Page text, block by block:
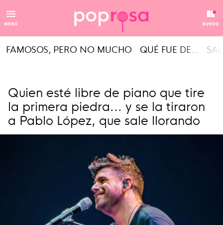
MENÚ NUEVO
FAMOSOS, PERO NO MUCHO QUÉ FUE DE...
Quien esté libre de piano que tire
la primera piedra... y se la tiraron
a Pablo López, que sale llorando